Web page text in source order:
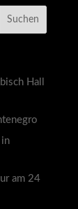
Hall
am 24